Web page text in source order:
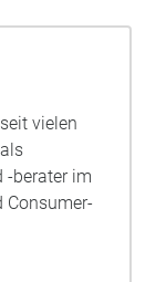
vielen
-berater im
Consumer-